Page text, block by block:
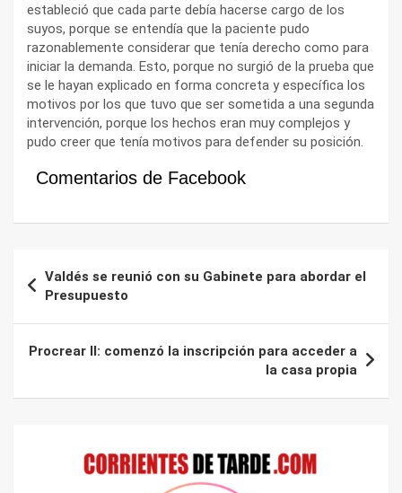
estableció que cada parte debía hacerse cargo de los
suyos, porque se entendía que la paciente pudo
razonablemente considerar que tenía derecho como para
iniciar la demanda. Esto, porque no surgió de la prueba que
se le hayan explicado en forma concreta y específica los
motivos por los que tuvo que ser sometida a una segunda
intervención, porque los hechos eran muy complejos y
pudo creer que tenía motivos para defender su posición.
Comentarios de Facebook
de
entradas
Valdés se reunió con su Gabinete para abordar el
Presupuesto
Procrear II: comenzó la inscripción para acceder a
la casa propia